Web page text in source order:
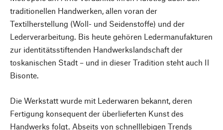
traditionellen Handwerken, allen voran der
Textilherstellung (Woll- und Seidenstoffe) und der
Lederverarbeitung. Bis heute gehören Ledermanufakturen
zur identitätsstiftenden Handwerkslandschaft der
toskanischen Stadt – und in dieser Tradition steht auch Il
Bisonte.
Die Werkstatt wurde mit Lederwaren bekannt, deren
Fertigung konsequent der überlieferten Kunst des
Handwerks folgt. Abseits von schnelllebigen Trends